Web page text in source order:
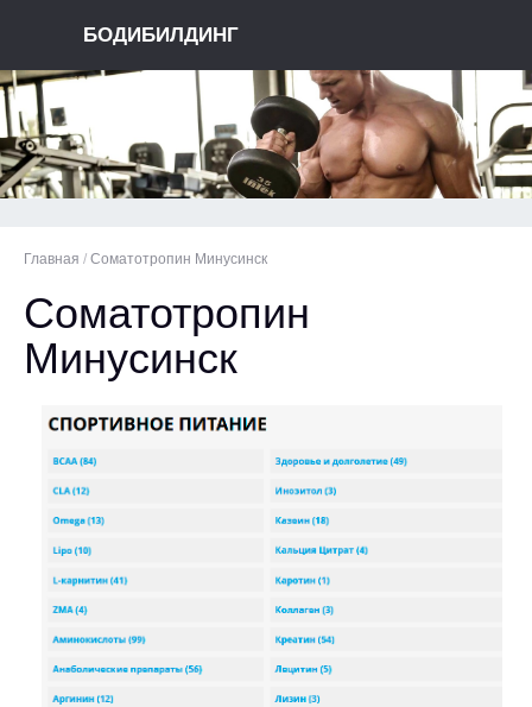
БОДИБИЛДИНГ
Главная / Соматотропин Минусинск
Соматотропин
Минусинск